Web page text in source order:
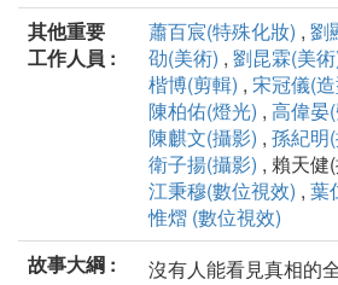
其他重要
工作人員 :
蕭百宸(特殊化妝) , 劉
劭(美術) , 劉昆霖(美
楷博(剪輯) , 宋冠儀(
陳柏佑(燈光) , 高偉晏
陳麒文(攝影) , 孫紀明
衛子揚(攝影) , 賴天健
江秉穆(數位視效) , 葉
惟熠 (數位視效)
故事大綱 :
沒有人能看見真相的